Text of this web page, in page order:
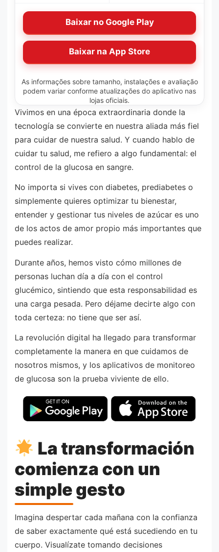
Baixar no Google Play
Baixar na App Store
As informações sobre tamanho, instalações e avaliação
podem variar conforme atualizações do aplicativo nas
lojas oficiais.
Vivimos en una época extraordinaria donde la
tecnología se convierte en nuestra aliada más fiel
para cuidar de nuestra salud. Y cuando hablo de
cuidar tu salud, me refiero a algo fundamental: el
control de la glucosa en sangre.
No importa si vives con diabetes, prediabetes o
simplemente quieres optimizar tu bienestar,
entender y gestionar tus niveles de azúcar es uno
de los actos de amor propio más importantes que
puedes realizar.
Durante años, hemos visto cómo millones de
personas luchan día a día con el control
glucémico, sintiendo que esta responsabilidad es
una carga pesada. Pero déjame decirte algo con
toda certeza: no tiene que ser así.
La revolución digital ha llegado para transformar
completamente la manera en que cuidamos de
nosotros mismos, y los aplicativos de monitoreo
de glucosa son la prueba viviente de ello.
La transformación
comienza con un
simple gesto
Imagina despertar cada mañana con la confianza
de saber exactamente qué está sucediendo en tu
cuerpo. Visualízate tomando decisiones